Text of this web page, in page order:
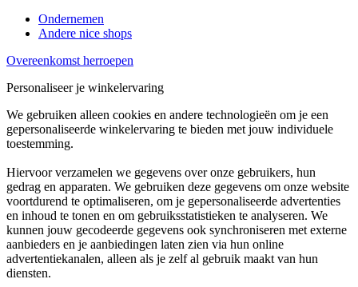
Ondernemen
Andere nice shops
Overeenkomst herroepen
Personaliseer je winkelervaring
We gebruiken alleen cookies en andere technologieën om je een
gepersonaliseerde winkelervaring te bieden met jouw individuele
toestemming.
Hiervoor verzamelen we gegevens over onze gebruikers, hun
gedrag en apparaten. We gebruiken deze gegevens om onze website
voortdurend te optimaliseren, om je gepersonaliseerde advertenties
en inhoud te tonen en om gebruiksstatistieken te analyseren. We
kunnen jouw gecodeerde gegevens ook synchroniseren met externe
aanbieders en je aanbiedingen laten zien via hun online
advertentiekanalen, alleen als je zelf al gebruik maakt van hun
diensten.